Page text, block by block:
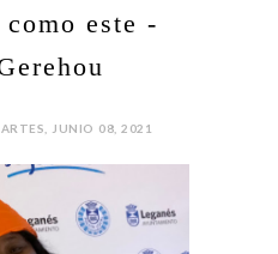
este -
JUNIO 08, 2021